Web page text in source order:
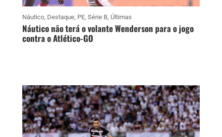
Náutico, Destaque, PE, Série B, Últimas
Náutico não terá o volante Wenderson para o jogo
contra o Atlético-GO